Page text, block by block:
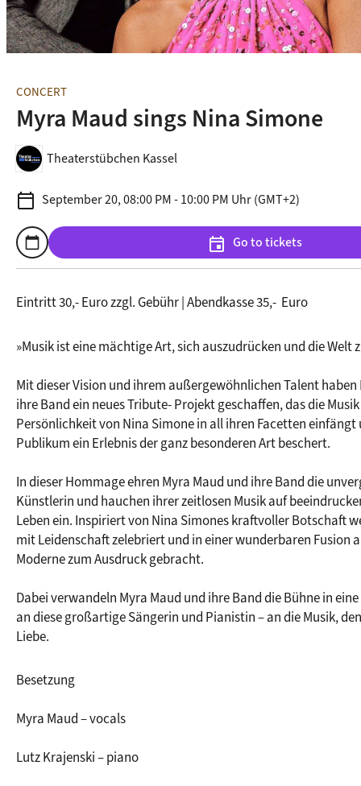
CONCERT
Myra Maud sings Nina Simone
Theaterstübchen Kassel
calendar_today September 20, 08:00 PM - 10:00 PM Uhr (GMT+2)
calendar_today
Add to calendar event Go to tickets
Eintritt 30,- Euro zzgl. Gebühr | Abendkasse 35,-  Euro
»Musik ist eine mächtige Art, sich auszudrücken und die Welt
Mit dieser Vision und ihrem außergewöhnlichen Talent haben
ihre Band ein neues Tribute- Projekt geschaffen, das die
Persönlichkeit von Nina Simone in all ihren Facetten einfängt
Publikum ein Erlebnis der ganz besonderen Art beschert.
In dieser Hommage ehren Myra Maud und ihre Band die
Künstlerin und hauchen ihrer zeitlosen Musik auf
Leben ein. Inspiriert von Nina Simones kraftvoller Botschaft
mit Leidenschaft zelebriert und in einer wunderbaren Fusion
Moderne zum Ausdruck gebracht.
Dabei verwandeln Myra Maud und ihre Band die Bühne in
an diese großartige Sängerin und Pianistin – an die Musik,
Liebe.
Besetzung
Myra Maud – vocals
Lutz Krajenski – piano